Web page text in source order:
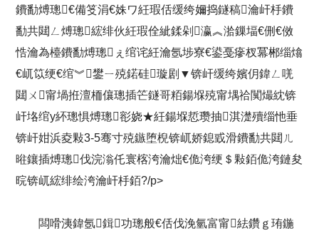
鐨勫煿璁€備笅涓€姝ワ紝瑕佸缓绔嬭捣鐩稿瀹屽杽鐨
勫共閮ㄥ煿璁綋绯伙紝瑕佺紪鍒剁瀛︽湁鏁堛€侀€傚
悎瀹為檯鐨勫煿璁ぇ绾诧紝瀹氬埗寮€鍙戞瘮杈冪郴缁熻
€屼笖绠€绾︾鐢ㄧ殑鍩硅璇剧▼锛屽缓绔嬪仴鍏ㄥ唴
閮ㄨ甯堝拰澶栭儴璁插笀鐩哥粨鍚堢殑甯堣祫闃熶紞锛
屽垎绾у紑璁惧煿璁彮娆★紝鍚堢悊瓒抽淇濋殰缁忚垂
锛屽姏浜夌敤3-5骞寸殑鏃堕棿锛屼娇鎴戜滑鐨勫共閮ㄦ
暀鑲插煿璁伐浣滃仛寰楁洿瀹炪€佹洿绠＄敤銆佹洿鏈夋
晥锛屼綋绯绘洿瀹屽杽銆?/p>
闆嗗洟鍏氬鍓功璁般€佸伐浼氫富甯紶鑽ｇ珛鍦